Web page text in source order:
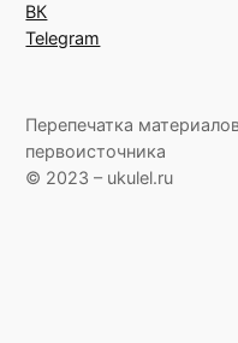
ВК
Telegram
Перепечатка
первоисточника
© 2023 – ukulel.ru